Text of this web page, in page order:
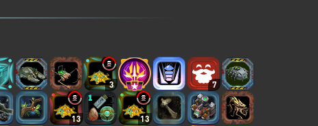
3 7
13 13